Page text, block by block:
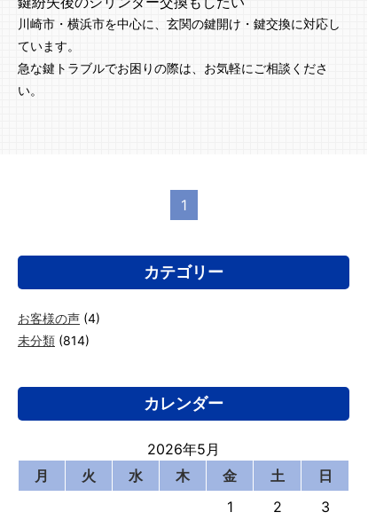
川崎市・横浜市を中心に、玄関の鍵開け・鍵交換に対応し
ています。
急な鍵トラブルでお困りの際は、お気軽にご相談くださ
い。
1
カテゴリー
お客様の声 (4)
未分類 (814)
カレンダー
2026年5月
月
火 水 木 金 土
日
1
2
3